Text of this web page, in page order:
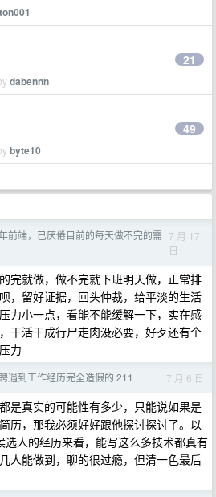
dabennn
21
byte10
49
前端，已厌倦目前的每天做不完的需 7 月 17
日
完就做，做不完就下班明天做，正常排
，留好证据，回头仲裁，给平淡的生活
力小一点，看能不能缓解一下，实在感
干活干成行尸走肉没必要，好歹还有个
力
遇到工作经历完全造假的 211 7 月 6 日
是真实的可能性有多少，只能说如果是
历，那我必须好好跟他探讨探讨了。以
人的经历来看，能写这么多技术都真有
人能做到，聊的很过瘾，但清一色最后